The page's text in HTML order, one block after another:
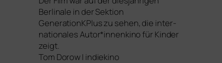
Berlinale in der Sektion
GenerationKPlus zu sehen, die inter­
na­tio­na­les Autor*innenkino für Kinder
zeigt.
Tom Dorow | indiekino